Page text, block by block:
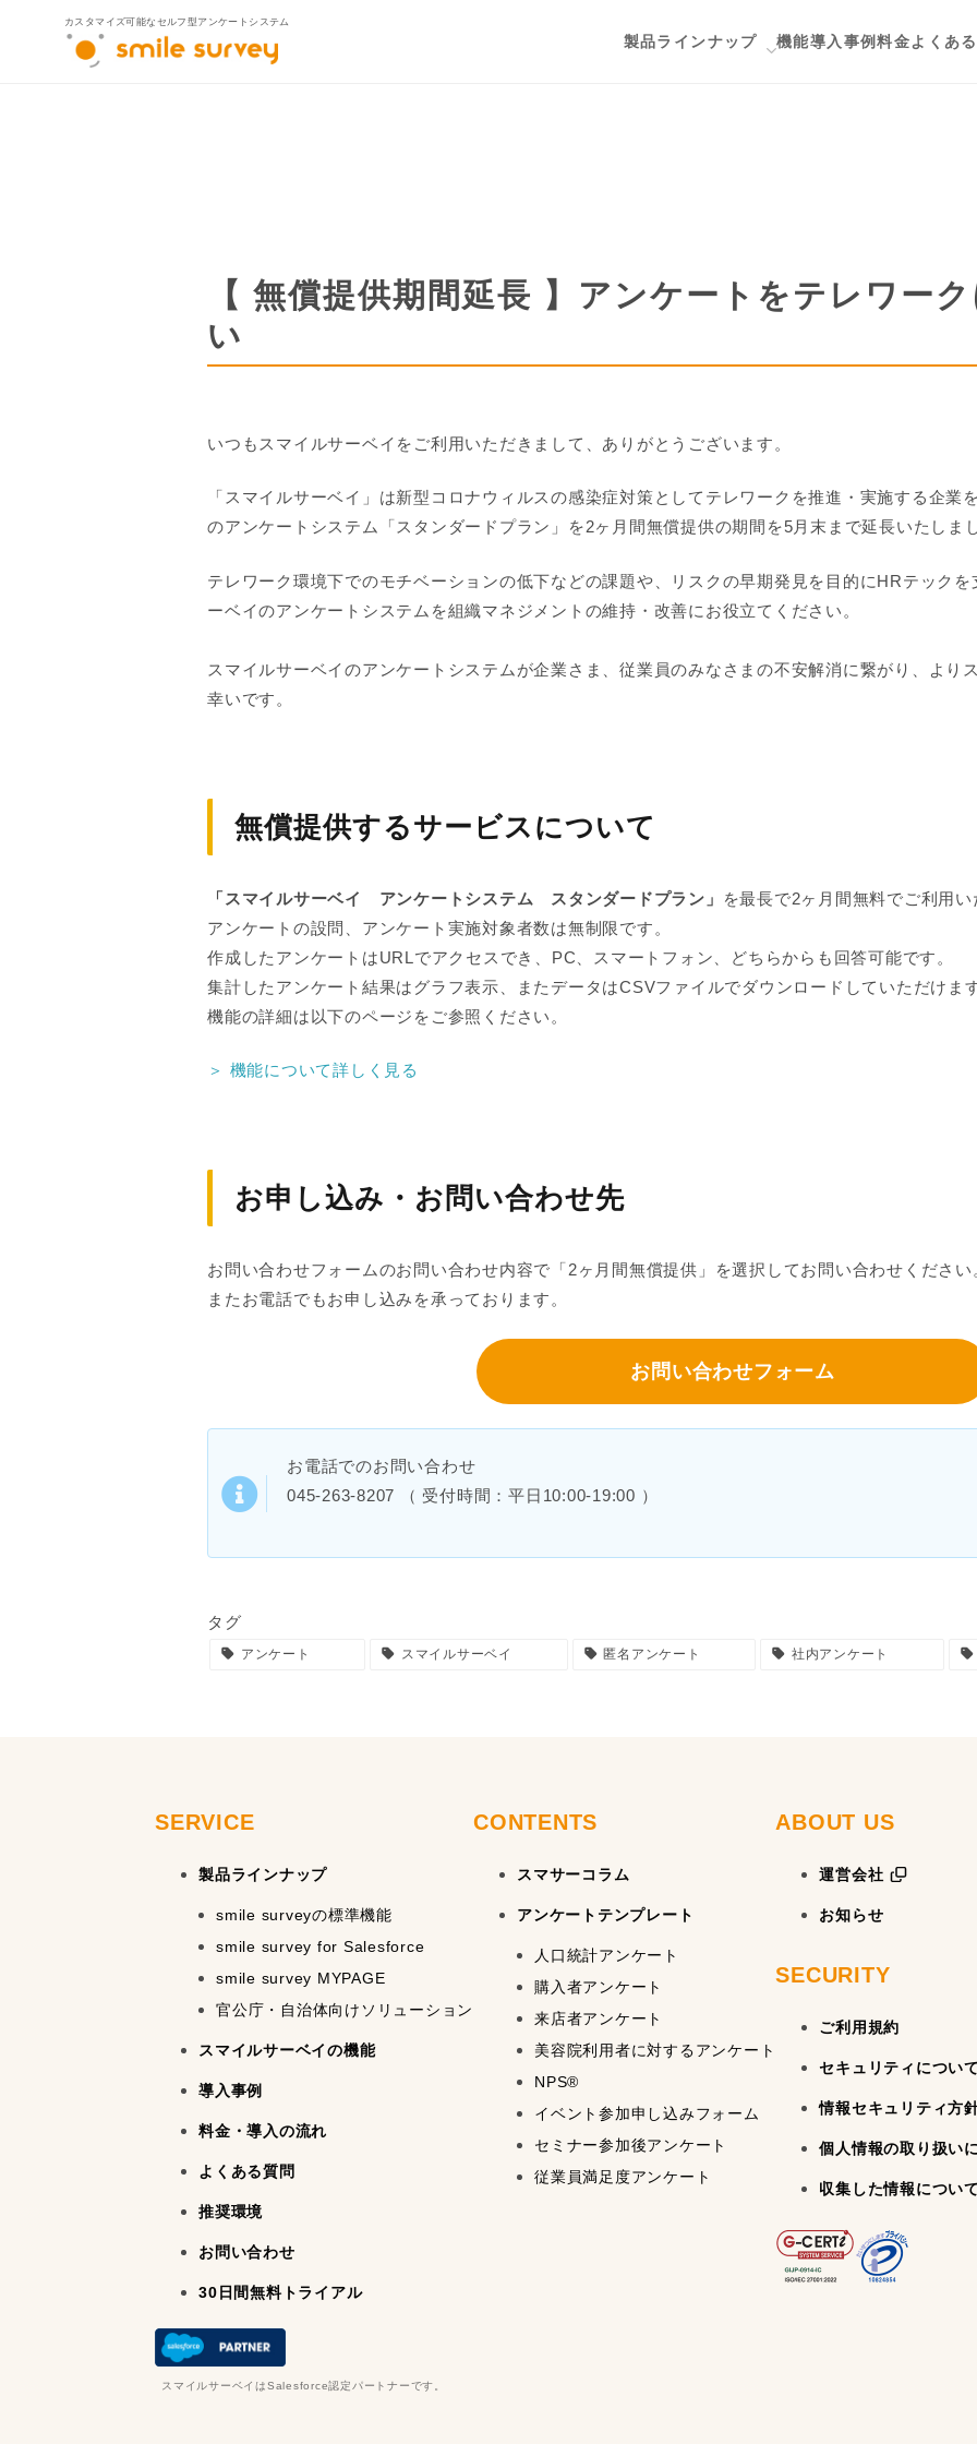
カスタマイズ可能なセルフ型アンケートシステム
製品ラインナップ
官公庁自治体向け
会員向けのクローズドアンケートを
アンケート画面をオリジナルのデザ
機能導入事例料金よくあ
【 無償提供期間延長 】アンケートをテレワー
い
いつもスマイルサーベイをご利用いただきまして、ありがとうございます。
「スマイルサーベイ」は新型コロナウィルスの感染症対策としてテレワークを推進・実施する企業
のアンケートシステム「スタンダードプラン」を2ヶ月間無償提供の期間を5月末まで延長いたしま
テレワーク環境下でのモチベーションの低下などの課題や、リスクの早期発見を目的にHRテック
ーベイのアンケートシステムを組織マネジメントの維持・改善にお役立てください。
スマイルサーベイのアンケートシステムが企業さま、従業員のみなさまの不安解消に繋がり、より
幸いです。
無償提供するサービスについて
「スマイルサーベイ アンケートシステム スタンダードプラン」
を最長で2ヶ月間無料でご利用
アンケートの設問、アンケート実施対象者数は無制限です。
作成したアンケートはURLでアクセスでき、PC、スマートフォン、どちらからも回答可能です。
集計したアンケート結果はグラフ表示、またデータはCSVファイルでダウンロードしていただけま
機能の詳細は以下のページをご参照ください。
＞ 機能について詳しく見る
お申し込み・お問い合わせ先
お問い合わせフォームのお問い合わせ内容で「2ヶ月間無償提供」を選択してお問い合わせください
またお電話でもお申し込みを承っております。
お問い合わせフォーム
お電話でのお問い合わせ
045-263-8207 （ 受付時間：平日10:00-19:00 ）
タグ
アンケート スマイルサーベイ 匿名アンケート 社内アンケート
SERVICE
製品ラインナップ
smile surveyの標準機能
smile survey for Salesforce
smile survey MYPAGE
官公庁・自治体向けソリューション
スマイルサーベイの機能
導入事例
料金・導入の流れ
よくある質問
推奨環境
お問い合わせ
30日間無料トライアル
スマイルサーベイはSalesforce認定パートナーです。
CONTENTS
スマサーコラム
アンケートテンプレート
人口統計アンケート
購入者アンケート
来店者アンケート
美容院利用者に対するアンケート
NPS®
イベント参加申し込みフォーム
セミナー参加後アンケート
従業員満足度アンケート
ABOUT US
運営会社
お知らせ
SECURITY
ご利用規約
セキュリティについ
情報セキュリティ方
個人情報の取り扱い
収集した情報につい